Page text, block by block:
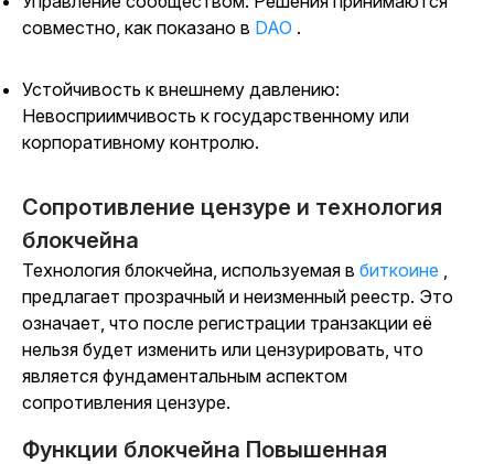
совместно, как показано в DAO .
Устойчивость к внешнему давлению:
Невосприимчивость к государственному или
корпоративному контролю.
Сопротивление цензуре и технология
блокчейна
Технология блокчейна, используемая в биткоине ,
предлагает прозрачный и неизменный реестр. Это
означает, что после регистрации транзакции её
нельзя будет изменить или цензурировать, что
является фундаментальным аспектом
сопротивления цензуре.
Функции блокчейна Повышенная